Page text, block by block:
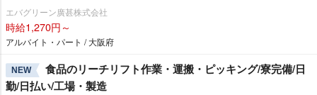
エバグリーン廣甚株式会社
時給1,270円～
アルバイト・パート / 大阪府
NEW
食品のリーチリフト作業・運搬・ピッキング/寮完備/日
勤/日払い/工場・製造